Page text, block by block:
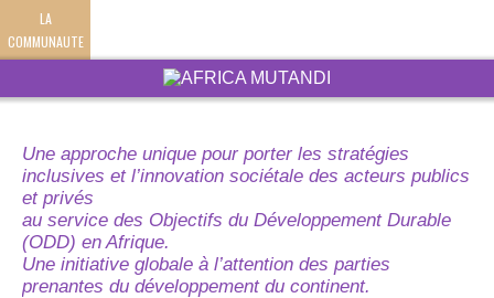
LA
COMMUNAUTE
Une approche unique pour porter les stratégies
inclusives et l’innovation sociétale des acteurs publics
et privés
au service des Objectifs du Développement Durable
(ODD) en Afrique.
Une initiative globale à l’attention des parties
prenantes du développement du continent.